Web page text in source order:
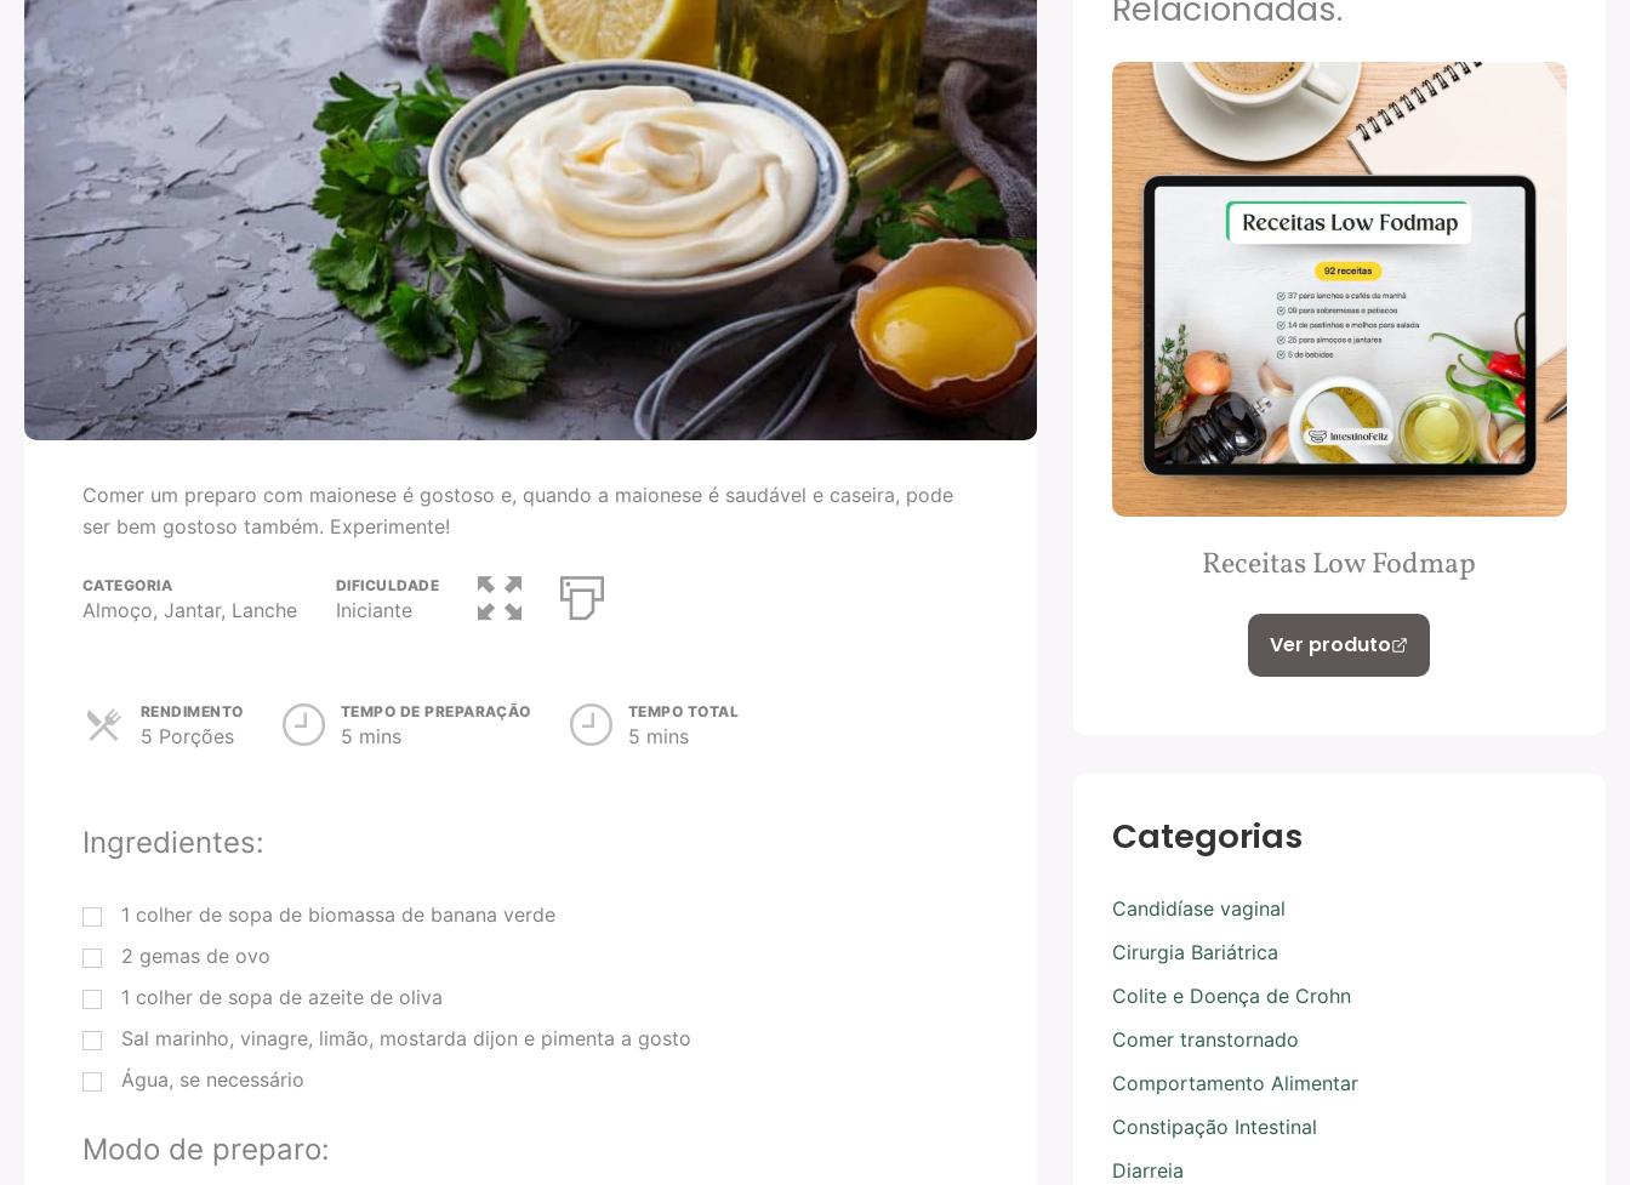
Comer um preparo com maionese é gostoso e, quando a maionese é saudável e caseira, pode
ser bem gostoso também. Experimente!
CATEGORIA
Almoço, Jantar, Lanche
DIFICULDADE
Iniciante
RENDIMENTO
5 Porções
TEMPO DE PREPARAÇÃO
5 mins
TEMPO TOTAL
5 mins
Ingredientes:
1 colher de sopa de biomassa de banana verde
2 gemas de ovo
1 colher de sopa de azeite de oliva
Sal marinho, vinagre, limão, mostarda dijon e pimenta a gosto
Água, se necessário
Modo de preparo:
Receitas Low Fodmap
Ver produto
Categorias
Candidíase vaginal
Cirurgia Bariátrica
Colite e Doença de Crohn
Comer transtornado
Comportamento Alimentar
Constipação Intestinal
Diarreia